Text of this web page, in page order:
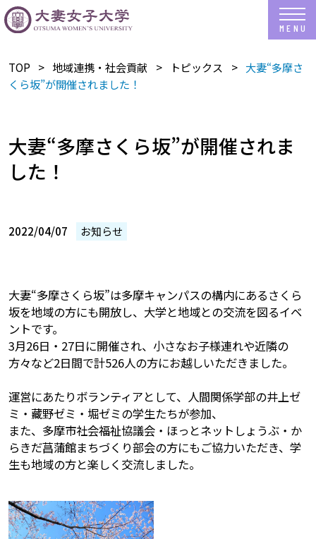
TOP 地域連携・社会貢献 トピックス
大妻“多摩さ
くら坂”が開催されました！
大妻“多摩さくら坂”が開催されま
した！
2022/04/07 お知らせ
大妻“多摩さくら坂”は多摩キャンパスの構内にあるさくら
坂を地域の方にも開放し、大学と地域との交流を図るイベ
ントです。
3月26日・27日に開催され、小さなお子様連れや近隣の
方々など2日間で計526人の方にお越しいただきました。
運営にあたりボランティアとして、人間関係学部の井上ゼ
ミ・藏野ゼミ・堀ゼミの学生たちが参加、
また、多摩市社会福祉協議会・ほっとネットしょうぶ・か
らきだ菖蒲館まちづくり部会の方にもご協力いただき、学
生も地域の方と楽しく交流しました。